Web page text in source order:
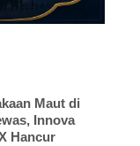
Maut di
Innova
Hancur